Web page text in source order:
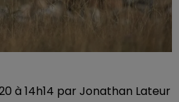
à 14h14 par Jonathan Lateur